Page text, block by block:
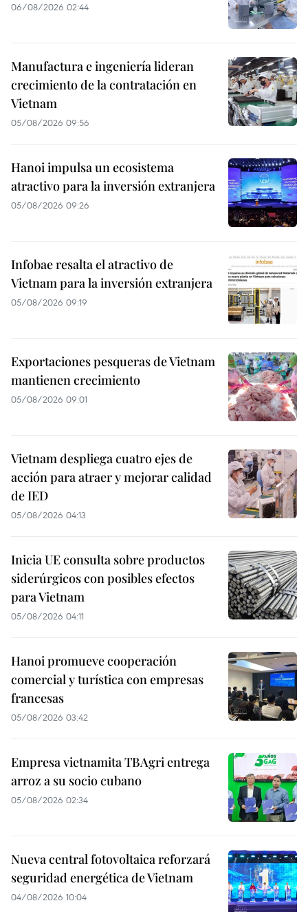
06/08/2026 02:44
Manufactura e ingeniería lideran
crecimiento de la contratación en
Vietnam
05/08/2026 09:56
Hanoi impulsa un ecosistema
atractivo para la inversión extranjera
05/08/2026 09:26
Infobae resalta el atractivo de
Vietnam para la inversión extranjera
05/08/2026 09:19
Exportaciones pesqueras de Vietnam
mantienen crecimiento
05/08/2026 09:01
Vietnam despliega cuatro ejes de
acción para atraer y mejorar calidad
de IED
05/08/2026 04:13
Inicia UE consulta sobre productos
siderúrgicos con posibles efectos
para Vietnam
05/08/2026 04:11
Hanoi promueve cooperación
comercial y turística con empresas
francesas
05/08/2026 03:42
Empresa vietnamita TBAgri entrega
arroz a su socio cubano
05/08/2026 02:34
Nueva central fotovoltaica reforzará
seguridad energética de Vietnam
04/08/2026 10:04